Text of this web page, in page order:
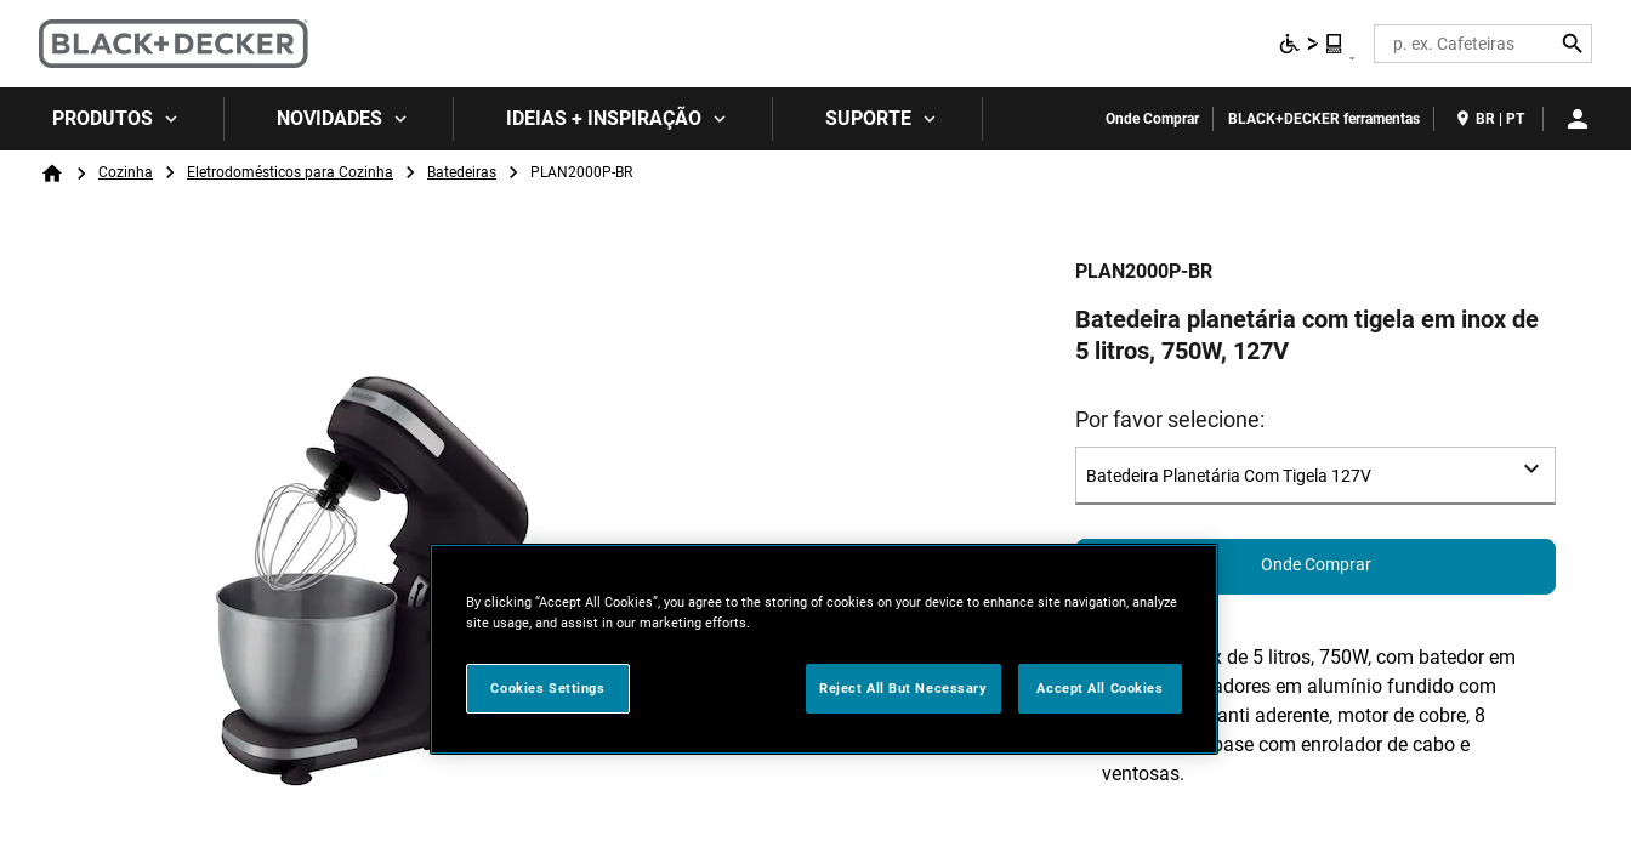
Search
PRODUTOS NOVIDADES IDEIAS + INSPIRAÇÃO SUPORTE Onde Comprar BLACK+DECKER ferramentas BR | PT
Breadcrumb
HomeCozinha Eletrodomésticos para Cozinha Batedeiras PLAN2000P-BR
PLAN2000P-BR
Batedeira planetária com tigela em inox de
5 litros, 750W, 127V
Por favor selecione:
Onde Comprar
tigela em inox de 5 litros, 750W, com batedor em
inox e misturadores em alumínio fundido com
revestimento anti aderente, motor de cobre, 8
velocidades, base com enrolador de cabo e
ventosas.
By clicking “Accept All Cookies”, you agree to the storing of cookies on your device to enhance site navigation, analyze
site usage, and assist in our marketing efforts.
Cookies Settings Reject All But Necessary Accept All Cookies